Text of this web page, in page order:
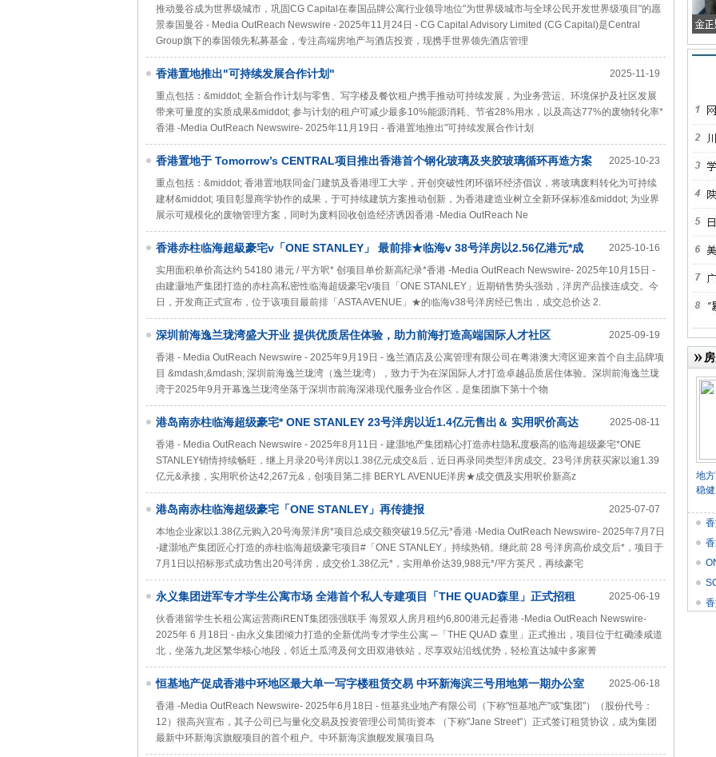
推动曼谷成为世界级城市，巩固CG Capital在泰国品牌公寓行业领导地位"为世界级城市与全球公民开发世界级项目"的愿
景泰国曼谷 - Media OutReach Newswire - 2025年11月24日 - CG Capital Advisory Limited (CG Capital)是Central
Group旗下的泰国领先私募基金，专注高端房地产与酒店投资，现携手世界领先酒店管理
2025-11-19
香港置地推出"可持续发展合作计划"
重点包括：&middot; 全新合作计划与零售、写字楼及餐饮租户携手推动可持续发展，为业务营运、环境保护及社区发展
带来可量度的实质成果&middot; 参与计划的租户可减少最多10%能源消耗、节省28%用水，以及高达77%的废物转化率*
香港 -Media OutReach Newswire- 2025年11月19日 - 香港置地推出"可持续发展合作计划
2025-10-23
香港置地于 Tomorrow’s CENTRAL项目推出香港首个钢化玻璃及夹胶玻璃循环再造方案
重点包括：&middot; 香港置地联同金门建筑及香港理工大学，开创突破性闭环循环经济倡议，将玻璃废料转化为可持续
建材&middot; 项目彰显商学协作的成果，于可持续建筑方案推动创新，为香港建造业树立全新环保标准&middot; 为业界
展示可规模化的废物管理方案，同时为废料回收创造经济诱因香港 -Media OutReach Ne
2025-10-16
香港赤柱临海超級豪宅v「ONE STANLEY」 最前排★临海v 38号洋房以2.56亿港元*成
实用面积单价高达约 54180 港元 / 平方呎* 创项目单价新高纪录*香港 -Media OutReach Newswire- 2025年10月15日 -
由建灏地产集团打造的赤柱高私密性临海超级豪宅v项目「ONE STANLEY」近期销售势头强劲，洋房产品接连成交。今
日，开发商正式宣布，位于该项目最前排「ASTA AVENUE」★的临海v38号洋房经已售出，成交总价达 2.
2025-09-19
深圳前海逸兰珑湾盛大开业 提供优质居住体验，助力前海打造高端国际人才社区
香港 - Media OutReach Newswire - 2025年9月19日 - 逸兰酒店及公寓管理有限公司在粤港澳大湾区迎来首个自主品牌项
目 &mdash;&mdash; 深圳前海逸兰珑湾（逸兰珑湾），致力于为在深国际人才打造卓越品质居住体验。深圳前海逸兰珑
湾于2025年9月开幕逸兰珑湾坐落于深圳市前海深港现代服务业合作区，是集团旗下第十个物
2025-08-11
港岛南赤柱临海超级豪宅* ONE STANLEY 23号洋房以近1.4亿元售出＆ 实用呎价高达
42,267元＆ 项目总成交金额突破20亿元＆
香港 - Media OutReach Newswire - 2025年8月11日 - 建灝地产集团精心打造赤柱隐私度极高的临海超级豪宅*ONE
STANLEY销情持续畅旺，继上月录20号洋房以1.38亿元成交&后，近日再录同类型洋房成交。23号洋房获买家以逾1.39
亿元&承接，实用呎价达42,267元&，创项目第二排 BERYL AVENUE洋房★成交價及实用呎价新高z
2025-07-07
港岛南赤柱临海超级豪宅「ONE STANLEY」再传捷报
本地企业家以1.38亿元购入20号海景洋房*项目总成交额突破19.5亿元*香港 -Media OutReach Newswire- 2025年7月7日
-建灝地产集团匠心打造的赤柱临海超级豪宅项目#「ONE STANLEY」持续热销。继此前 28 号洋房高价成交后*，项目于
7月1日以招标形式成功售出20号洋房，成交价1.38亿元*，实用单价达39,988元*/平方英尺，再续豪宅
2025-06-19
永义集团进军专才学生公寓市场 全港首个私人专建项目「THE QUAD森里」正式招租
伙香港留学生长租公寓运营商iRENT集团强强联手 海景双人房月租约6,800港元起香港 -Media OutReach Newswire-
2025年 6 月18日 - 由永义集团倾力打造的全新优尚专才学生公寓 ─「THE QUAD 森里」正式推出，项目位于红磡漆咸道
北，坐落九龙区繁华核心地段，邻近土瓜湾及何文田双港铁站，尽享双站沿线优势，轻松直达城中多家菁
2025-06-18
恒基地产促成香港中环地区最大单一写字楼租赁交易 中环新海滨三号用地第一期办公室
面积预租超70%
香港 -Media OutReach Newswire- 2025年6月18日 - 恒基兆业地产有限公司（下称"恒基地产"或"集团"）（股份代号：
12）很高兴宣布，其子公司已与量化交易及投资管理公司简街资本 （下称"Jane Street"）正式签订租赁协议，成为集团
最新中环新海滨旗舰项目的首个租户。中环新海滨旗舰发展项目鸟
地
稳
价